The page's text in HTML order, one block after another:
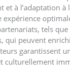
et à l’adaptation à
tels
qui peuvent
garantissent
culturellement